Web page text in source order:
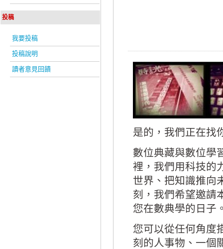
投稿
我要投稿
投稿說明
讀者意見回饋
是的，我們正在找
數位典藏與數位學
裡，我們用科技的
世界、把知識推向
刻，我們希望邀請
您在數典學的日子
您可以從任何角度
刻的人事物、一個